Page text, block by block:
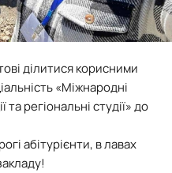
ділитися корисними
«Міжнародні
та регіональні студії» до
абітурієнти, в лавах